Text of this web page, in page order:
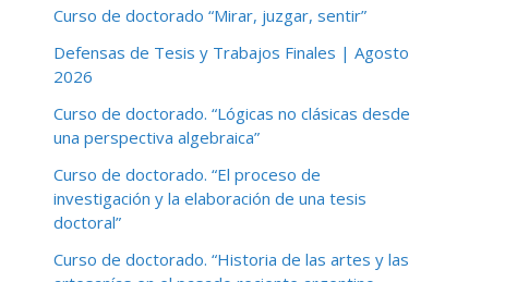
Curso de doctorado “Mirar, juzgar, sentir”
Defensas de Tesis y Trabajos Finales | Agosto
2026
Curso de doctorado. “Lógicas no clásicas desde
una perspectiva algebraica”
Curso de doctorado. “El proceso de
investigación y la elaboración de una tesis
doctoral”
Curso de doctorado. “Historia de las artes y las